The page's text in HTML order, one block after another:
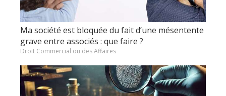
Ma société est bloquée du fait d’une mésentente
grave entre associés : que faire ?
Droit Commercial ou des Affaires